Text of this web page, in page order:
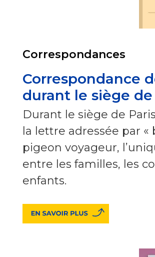
Correspondances
Correspondance
durant le siège de
Durant le siège de
la lettre adressée par
pigeon voyageur,
entre les familles, les
enfants.